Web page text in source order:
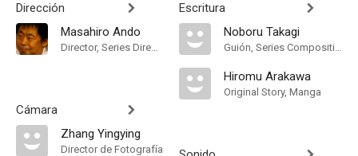
Dirección
Masahiro Ando
Director, Series Director
Cámara
Zhang Yingying
Director de Fotografía
Escritura
Noboru Takagi
Guión, Series Composition
Hiromu Arakawa
Original Story, Manga